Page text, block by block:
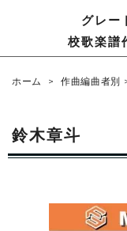
グレー
校歌楽譜
ホーム > 作曲編曲者別
鈴木章斗